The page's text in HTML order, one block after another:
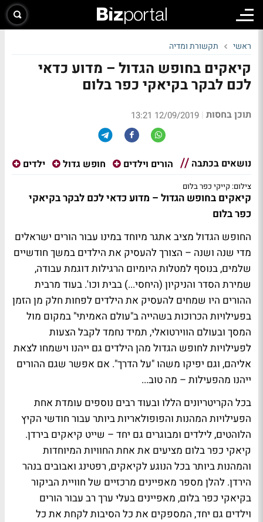
ראשי תקשורת ומדיה
קיאקים בחופש הגדול – מדוע כדאי
לכם לבקר בקיאקי כפר בלום
תוכן בחסות |
12/09/2019 13:21
נושאים בכתבה הורים וילדים חופש גדול ילדים
צילום: קייקי כפר בלום
קיאקים בחופש הגדול – מדוע כדאי לכם לבקר בקיאקי
כפר בלום
החופש הגדול מציב אתגר מיוחד במינו עבור הורים ישראלים
מדי שנה ושנה – הצורך להעסיק את הילדים במשך חודשיים
שלמים, בנוסף למטלות היומיום הרגילות דוגמת עבודה,
שמירת הסדר והניקיון (היחסי...) בבית וכו'. בעוד מרבית
ההורים היו שמחים להעסיק את הילדים לפחות חלק מן הזמן
בפעילויות הכרוכות בשהייה ב"עולם האמיתי" במקום מול
המסך ובעולם הווירטואלי, תמיד נחמד לקבל הצעות
לפעילויות לחופש הגדול מהן הילדים גם ייהנו וישמחו לצאת
אליהם, וגם יפיקו משהו "על הדרך". אם אפשר שגם ההורים
ייהנו מהפעילות – מה טוב...
בכל הקריטריונים הללו ובעוד רבים נוספים עומדת אחת
הפעילויות המהנות והפופולאריות ביותר עבור חודשי הקיץ
הלוהטים, לילדים ומבוגרים גם יחד – שייט קיאקים בירדן.
קיאקי כפר בלום מציעים את אחת החוויות המיוחדות
והמהנות ביותר בכל הנוגע לקיאקים, רפטינג ואבובים בנהר
הירדן. להלן מספר מאפיינים מרכזיים של חוויית הביקור
בקיאקי כפר בלום, מאפיינים בעלי ערך רב עבור הורים
וילדים גם יחד, המספקים את כל הסיבות לקחת את כל